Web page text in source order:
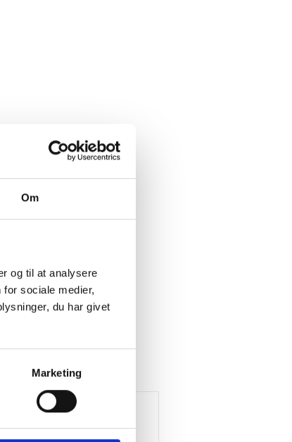
Om
og til at analysere
sociale medier,
du har givet
Marketing